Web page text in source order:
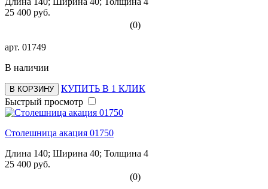
25 400 руб.
(0)
арт. 01749
В наличии
В КОРЗИНУ
КУПИТЬ В 1 КЛИК
Быстрый просмотр
Столешница акация 01750
Длина 140; Ширина 40; Толщина 4
25 400 руб.
(0)